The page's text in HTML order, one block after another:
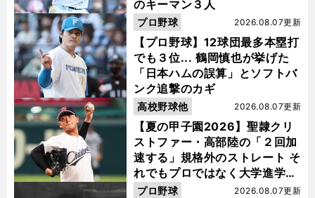
のキーマン３人
【プロ野球】12球団最多本塁打
でも３位... 鶴岡慎也が挙げた
「日本ハムの誤算」とソフトバ
ンク追撃のカギ
2026.08.07更新
プロ野球
【夏の甲子園2026】聖隷クリ
ストファー・高部陸の「２回加
速する」規格外のストレート そ
れでもプロではなく大学進学を
選ぶ理由
2026.08.07更新
高校野球他
2026.08.07更新
プロ野球